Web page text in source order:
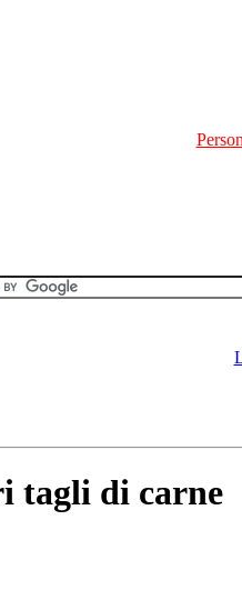
tagli di carne